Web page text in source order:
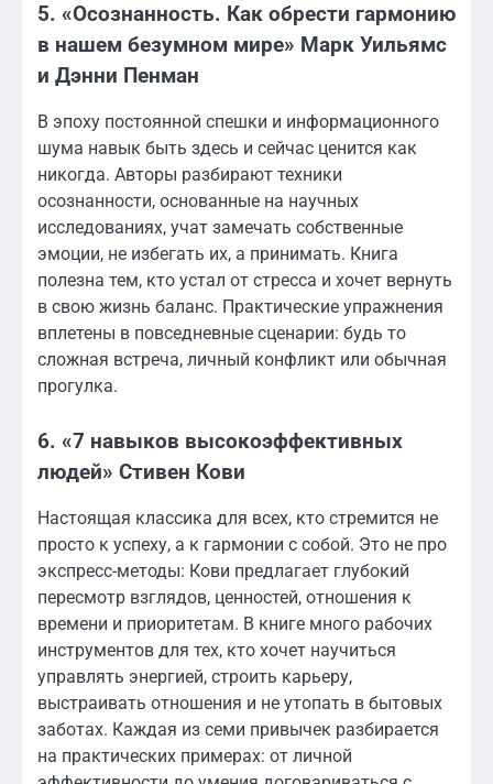
5. «Осознанность. Как обрести гармонию
в нашем безумном мире» Марк Уильямс
и Дэнни Пенман
В эпоху постоянной спешки и информационного
шума навык быть здесь и сейчас ценится как
никогда. Авторы разбирают техники
осознанности, основанные на научных
исследованиях, учат замечать собственные
эмоции, не избегать их, а принимать. Книга
полезна тем, кто устал от стресса и хочет вернуть
в свою жизнь баланс. Практические упражнения
вплетены в повседневные сценарии: будь то
сложная встреча, личный конфликт или обычная
прогулка.
6. «7 навыков высокоэффективных
людей» Стивен Кови
Настоящая классика для всех, кто стремится не
просто к успеху, а к гармонии с собой. Это не про
экспресс-методы: Кови предлагает глубокий
пересмотр взглядов, ценностей, отношения к
времени и приоритетам. В книге много рабочих
инструментов для тех, кто хочет научиться
управлять энергией, строить карьеру,
выстраивать отношения и не утопать в бытовых
заботах. Каждая из семи привычек разбирается
на практических примерах: от личной